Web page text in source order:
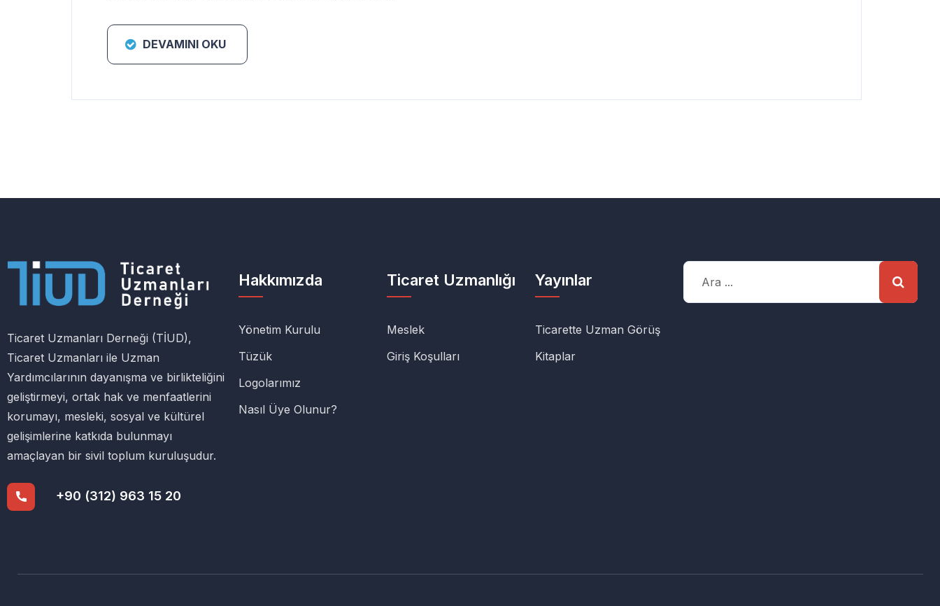
DEVAMINI OKU
Ticaret Uzmanları Derneği (TİUD),
Ticaret Uzmanları ile Uzman
Yardımcılarının dayanışma ve birlikteliğini
geliştirmeyi, ortak hak ve menfaatlerini
korumayı, mesleki, sosyal ve kültürel
gelişimlerine katkıda bulunmayı
amaçlayan bir sivil toplum kuruluşudur.
+90 (312) 963 15 20
Hakkımızda
Yönetim Kurulu
Tüzük
Logolarımız
Nasıl Üye Olunur?
Ticaret Uzmanlığı
Meslek
Giriş Koşulları
Yayınlar
Ticarette Uzman Görüş
Kitaplar